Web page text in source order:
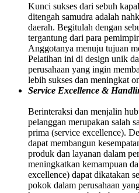
Kunci sukses dari sebuh
ditengah samudra adalah
daerah. Begitulah dengan
tergantung dari para
Anggotanya menuju tujuan
Pelatihan ini di design unik
perusahaan yang ingin
lebih sukses dan meningkat
Service Excellence &
Berinteraksi dan menjalin
pelanggan merupakan salah
prima (service excellence).
dapat membangun
produk dan layanan dalam
meningkatkan kemampuan
excellence) dapat dikatakan
pokok dalam perusahaan